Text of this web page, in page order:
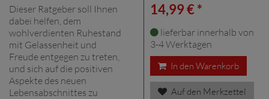
Dieser Ratgeber soll Ihnen
dabei helfen, dem
wohlverdienten Ruhestand
mit Gelassenheit und
Freude entgegen zu treten,
und sich auf die positiven
Aspekte des neuen
Lebensabschnittes zu
14,99 € *
lieferbar innerhalb von
3-4 Werktagen
In den Warenkorb
Auf den Merkzettel